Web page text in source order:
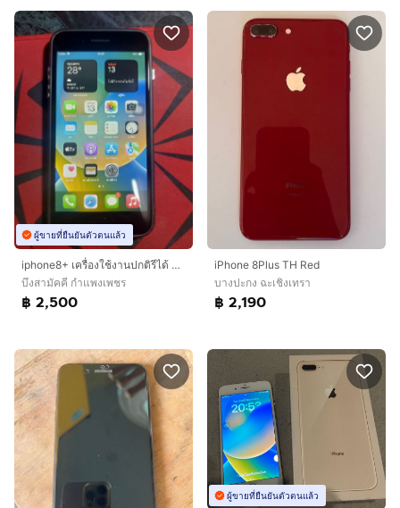
ผู้ขายที่ยืนยันตัวตนแล้ว
iphone8+ เครื่องใช้งานปกติรีได้ ตำนิโฮมใช้ไม่ได้ ใช้ปุ่มลอยแทนได้ 2500
บึงสามัคคี กำแพงเพชร
฿ 2,500
iPhone 8Plus TH Red
บางปะกง ฉะเชิงเทรา
฿ 2,190
ผู้ขายที่ยืนยันตัวตนแล้ว